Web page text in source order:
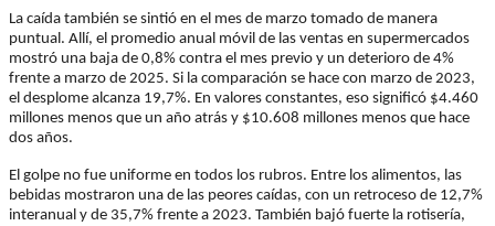
La caída también se sintió en el mes de marzo tomado de manera
puntual. Allí, el promedio anual móvil de las ventas en supermercados
mostró una baja de 0,8% contra el mes previo y un deterioro de 4%
frente a marzo de 2025. Si la comparación se hace con marzo de 2023,
el desplome alcanza 19,7%. En valores constantes, eso significó $4.460
millones menos que un año atrás y $10.608 millones menos que hace
dos años.
El golpe no fue uniforme en todos los rubros. Entre los alimentos, las
bebidas mostraron una de las peores caídas, con un retroceso de 12,7%
interanual y de 35,7% frente a 2023. También bajó fuerte la rotisería,